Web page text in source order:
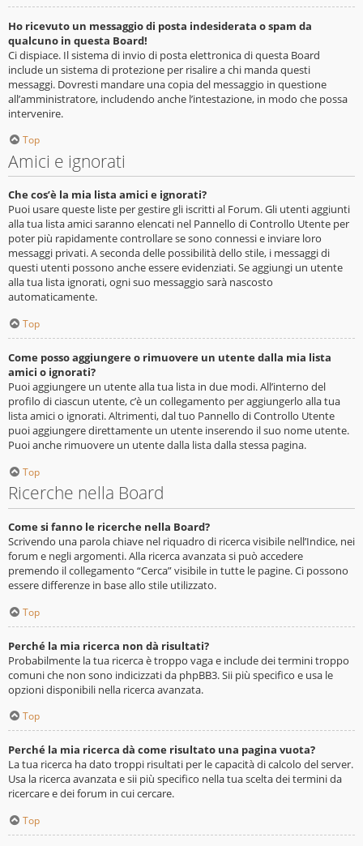
Ho ricevuto un messaggio di posta indesiderata o spam da
qualcuno in questa Board!
Ci dispiace. Il sistema di invio di posta elettronica di questa Board
include un sistema di protezione per risalire a chi manda questi
messaggi. Dovresti mandare una copia del messaggio in questione
all’amministratore, includendo anche l’intestazione, in modo che possa
intervenire.
Top
Amici e ignorati
Che cos’è la mia lista amici e ignorati?
Puoi usare queste liste per gestire gli iscritti al Forum. Gli utenti aggiunti
alla tua lista amici saranno elencati nel Pannello di Controllo Utente per
poter più rapidamente controllare se sono connessi e inviare loro
messaggi privati. A seconda delle possibilità dello stile, i messaggi di
questi utenti possono anche essere evidenziati. Se aggiungi un utente
alla tua lista ignorati, ogni suo messaggio sarà nascosto
automaticamente.
Top
Come posso aggiungere o rimuovere un utente dalla mia lista
amici o ignorati?
Puoi aggiungere un utente alla tua lista in due modi. All’interno del
profilo di ciascun utente, c’è un collegamento per aggiungerlo alla tua
lista amici o ignorati. Altrimenti, dal tuo Pannello di Controllo Utente
puoi aggiungere direttamente un utente inserendo il suo nome utente.
Puoi anche rimuovere un utente dalla lista dalla stessa pagina.
Top
Ricerche nella Board
Come si fanno le ricerche nella Board?
Scrivendo una parola chiave nel riquadro di ricerca visibile nell’Indice, nei
forum e negli argomenti. Alla ricerca avanzata si può accedere
premendo il collegamento “Cerca” visibile in tutte le pagine. Ci possono
essere differenze in base allo stile utilizzato.
Top
Perché la mia ricerca non dà risultati?
Probabilmente la tua ricerca è troppo vaga e include dei termini troppo
comuni che non sono indicizzati da phpBB3. Sii più specifico e usa le
opzioni disponibili nella ricerca avanzata.
Top
Perché la mia ricerca dà come risultato una pagina vuota?
La tua ricerca ha dato troppi risultati per le capacità di calcolo del server.
Usa la ricerca avanzata e sii più specifico nella tua scelta dei termini da
ricercare e dei forum in cui cercare.
Top